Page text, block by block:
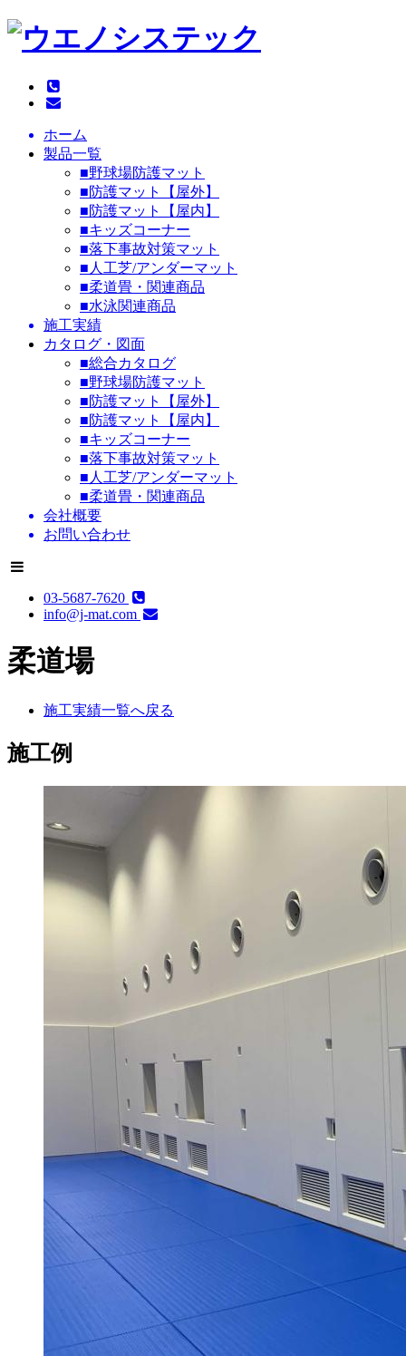
ホーム
製品一覧
■野球場防護マット
■防護マット【屋外】
■防護マット【屋内】
■キッズコーナー
■落下事故対策マット
■人工芝/アンダーマット
■柔道畳・関連商品
■水泳関連商品
施工実績
カタログ・図面
■総合カタログ
■野球場防護マット
■防護マット【屋外】
■防護マット【屋内】
■キッズコーナー
■落下事故対策マット
■人工芝/アンダーマット
■柔道畳・関連商品
会社概要
お問い合わせ
03-5687-7620
info@j-mat.com
柔道場
施工実績一覧へ戻る
施工例